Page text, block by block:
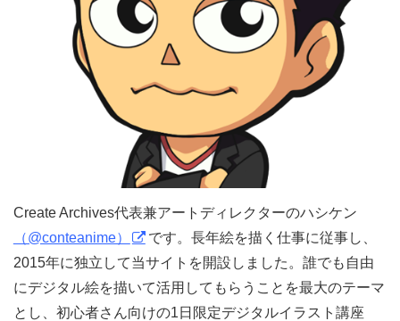
Create Archives代表兼アートディレクターのハシケン
（@conteanime）
です。長年絵を描く仕事に従事し、
2015年に独立して当サイトを開設しました。誰でも自由
にデジタル絵を描いて活用してもらうことを最大のテーマ
とし、初心者さん向けの1日限定デジタルイラスト講座